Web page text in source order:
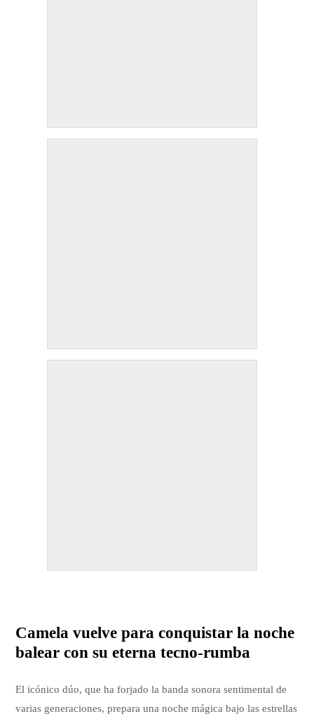
Camela vuelve para conquistar la noche
balear con su eterna tecno-rumba
El icónico dúo, que ha forjado la banda sonora sentimental de
varias generaciones, prepara una noche mágica bajo las estrellas